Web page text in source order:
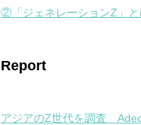
②「ジェネレーションZ」
Report
アジアのZ世代を調査